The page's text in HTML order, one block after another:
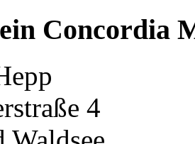
Concordia
4